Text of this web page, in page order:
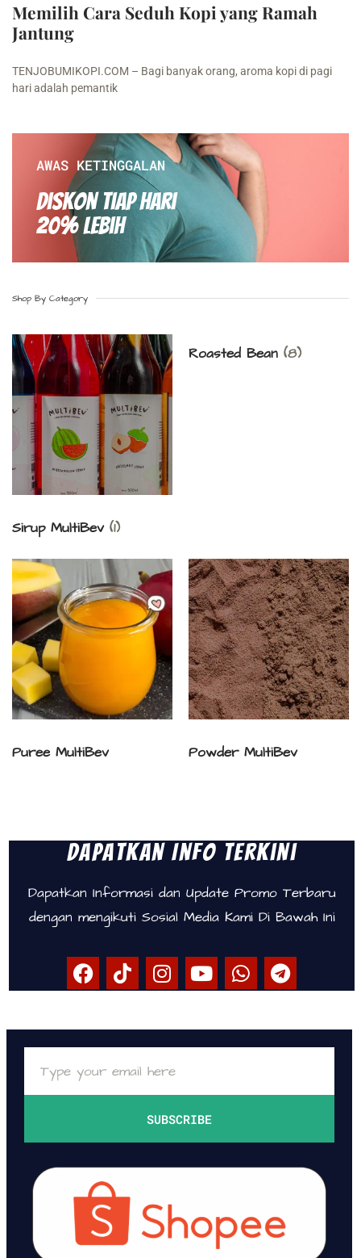
Memilih Cara Seduh Kopi yang Ramah
Jantung
TENJOBUMIKOPI.COM – Bagi banyak orang, aroma kopi di pagi
hari adalah pemantik
AWAS KETINGGALAN
Diskon Tiap hari
20% Lebih
Shop By Category
Sirup MultiBev (1)
Roasted Bean (8)
Puree MultiBev Powder MultiBev
Dapatkan Info Terkini
Dapatkan Informasi dan Update Promo Terbaru
dengan mengikuti Sosial Media Kami Di Bawah Ini
SUBSCRIBE